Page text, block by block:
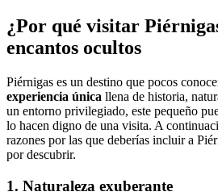
¿Por qué visitar
encantos ocultos
Piérnigas es un destino que pocos
experiencia única llena de historia,
un entorno privilegiado, este pequeño
lo hacen digno de una visita. A
razones por las que deberías incluir a
por descubrir.
1. Naturaleza exuberante